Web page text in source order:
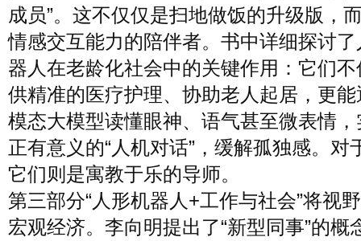
成员”。这不仅仅是扫地做饭的升级版，
情感交互能力的陪伴者。书中详细探讨
器人在老龄化社会中的关键作用：它们
供精准的医疗护理、协助老人起居，更
模态大模型读懂眼神、语气甚至微表情
正有意义的“人机对话”，缓解孤独感。对
它们则是寓教于乐的导师。
第三部分“人形机器人+工作与社会”将视
宏观经济。李向明提出了“新型同事”的概